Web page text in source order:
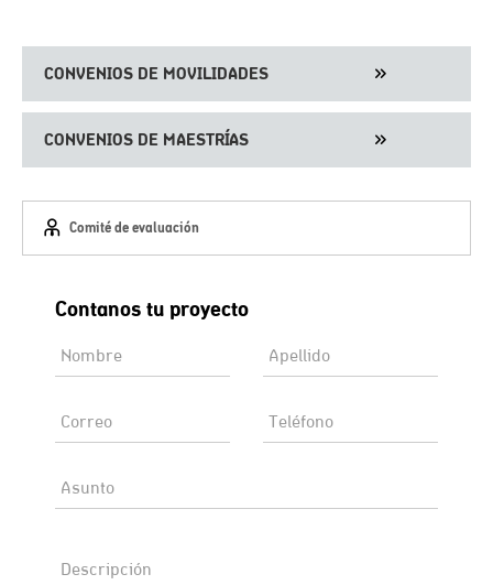
CONVENIOS DE MOVILIDADES
CONVENIOS DE MAESTRÍAS
Comité de evaluación